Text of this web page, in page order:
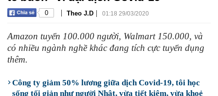
0 | Theo J.D | 01:18 29/03/2020
Amazon tuyển 100.000 người, Walmart 150.000, và
có nhiều ngành nghề khác đang tích cực tuyển dụng
thêm.
Công ty giảm 50% lương giữa dịch Covid-19, tôi học
sống tối giản như người Nhật, vừa tiết kiệm, vừa khoẻ